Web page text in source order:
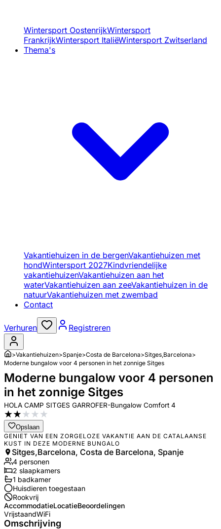
Wintersport OostenrijkWintersport
FrankrijkWintersport ItaliëWintersport Zwitserland
Thema's
Vakantiehuizen in de bergenVakantiehuizen met
hondWintersport 2027Kindvriendelijke
vakantiehuizenVakantiehuizen aan het
waterVakantiehuizen aan zeeVakantiehuizen in de
natuurVakantiehuizen met zwembad
Contact
Verhuren Registreren
>Vakantiehuizen>Spanje>Costa de Barcelona>Sitges,Barcelona>
Moderne bungalow voor 4 personen in het zonnige Sitges
Moderne bungalow voor 4 personen
in het zonnige Sitges
HOLA CAMP SITGES GARROFER-Bungalow Comfort 4
★★★★★
Opslaan
GENIET VAN EEN ZORGELOZE VAKANTIE AAN DE CATALAANSE
KUST IN DEZE MODERNE BUNGALO
Sitges,Barcelona, Costa de Barcelona, Spanje
4 personen
2 slaapkamers
1 badkamer
Huisdieren toegestaan
Rookvrij
AccommodatieLocatieBeoordelingen
VrijstaandWiFi
Omschrijving